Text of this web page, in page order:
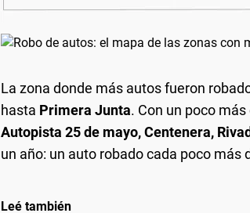
La zona donde más autos fueron
hasta Primera Junta. Con un poco
Autopista 25 de mayo, Centenera,
un año: un auto robado cada poco más
Leé también